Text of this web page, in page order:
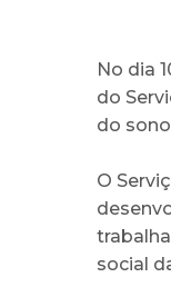
No dia
do
do
O
social